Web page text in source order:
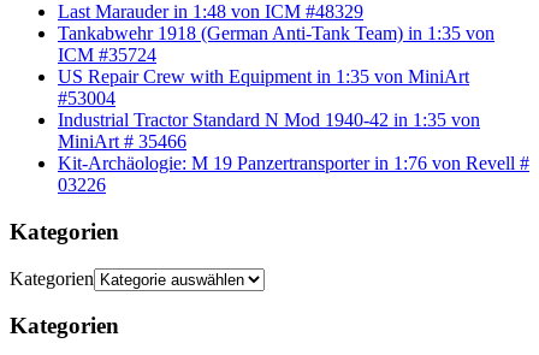
Last Marauder in 1:48 von ICM #48329
Tankabwehr 1918 (German Anti-Tank Team) in 1:35 von
ICM #35724
US Repair Crew with Equipment in 1:35 von MiniArt
#53004
Industrial Tractor Standard N Mod 1940-42 in 1:35 von
MiniArt # 35466
Kit-Archäologie: M 19 Panzertransporter in 1:76 von Revell #
03226
Kategorien
Kategorien
Kategorien